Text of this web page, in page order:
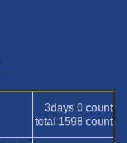
3days 0count
total 1598count